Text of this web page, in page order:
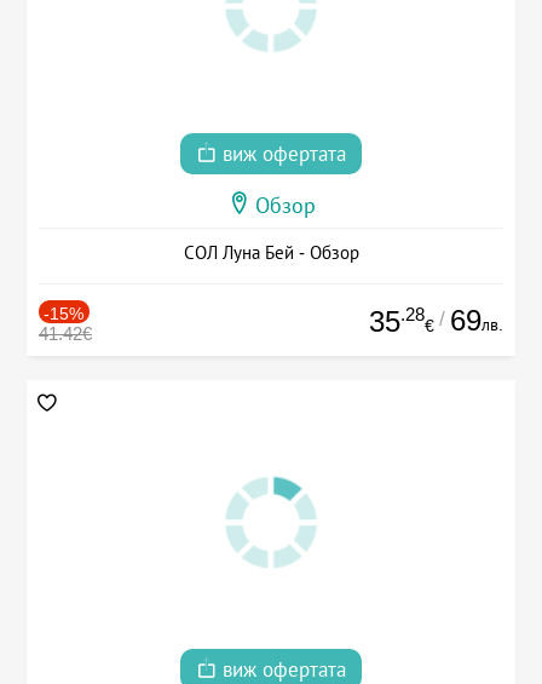
виж офертата
Обзор
СОЛ Луна Бей - Обзор
-15%
41.42€ 35.28
€ / 69лв.
виж офертата